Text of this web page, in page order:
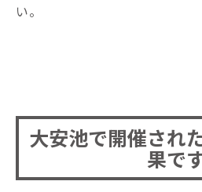
い。
大安池で開催され
果で